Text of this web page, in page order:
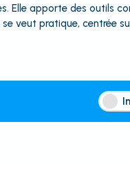
Elle apporte des outils
se veut pratique, centrée